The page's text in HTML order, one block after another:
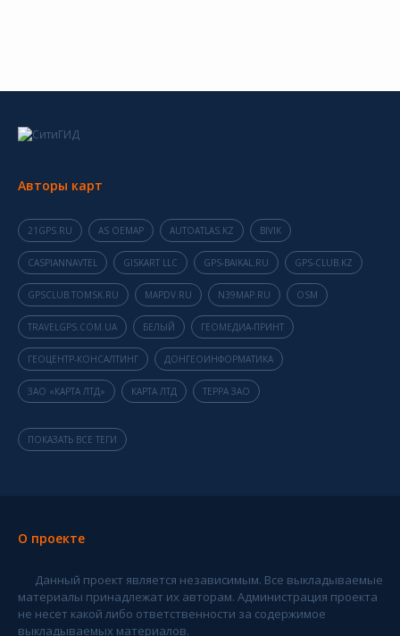
Авторы карт
21GPS.RU AS OEMAP AUTOATLAS.KZ BIVIK
CASPIANNAVTEL GISKART LLC GPS-BAIKAL.RU GPS-CLUB.KZ
GPSCLUB.TOMSK.RU MAPDV.RU N39MAP.RU OSM
TRAVELGPS.COM.UA БЕЛЫЙ ГЕОМЕДИА-ПРИНТ
ГЕОЦЕНТР-КОНСАЛТИНГ ДОНГЕОИНФОРМАТИКА
ЗАО «КАРТА ЛТД» КАРТА ЛТД ТЕРРА ЗАО
ПОКАЗАТЬ ВСЕ ТЕГИ
О проекте
Данный проект является независимым. Все выкладываемые
материалы принадлежат их авторам. Администрация проекта
не несет какой либо ответственности за содержимое
выкладываемых материалов.